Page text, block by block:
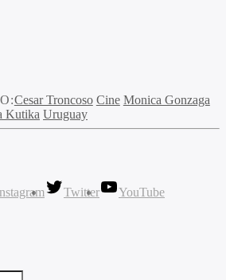
Cesar Troncoso Cine Monica Gonzaga
Kutika Uruguay
Twitter
YouTube